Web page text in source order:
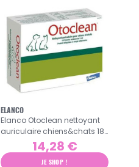
ELANCO
Elanco Otoclean nettoyant
auriculaire chiens&chats 18
flacons unidoses de 5ml
14,28 €
JE SHOP !